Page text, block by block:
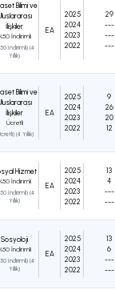
Bilimi ve
İlişkiler
İndirimli
İndirimli) (4
Yıllık)
EA
2025
2024
2023
2022
29
---
---
---
Bilimi ve
İlişkiler
Ücretli
(4 Yıllık)
EA
2025
2024
2023
2022
9
26
20
12
Hizmet
İndirimli
İndirimli) (4
Yıllık)
EA
2025
2024
2023
2022
13
4
---
---
Sosyoloji
İndirimli
İndirimli) (4
Yıllık)
EA
2025
2024
2023
2022
13
6
---
---